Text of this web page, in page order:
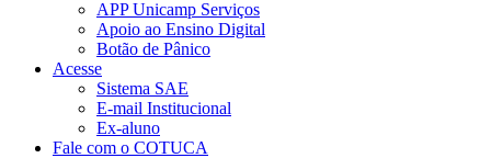
APP Unicamp Serviços
Apoio ao Ensino Digital
Botão de Pânico
Acesse
Sistema SAE
E-mail Institucional
Ex-aluno
Fale com o COTUCA